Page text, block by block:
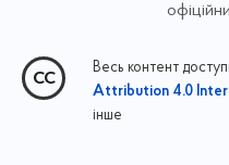
Весь контент
Attribution 4.0
інше